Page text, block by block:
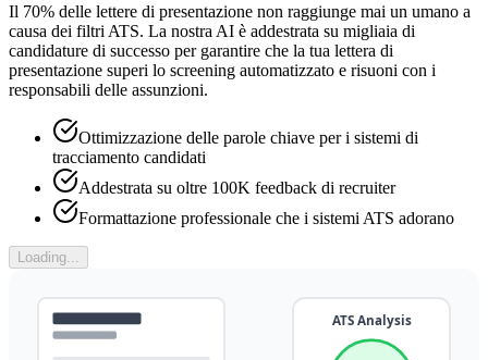
Il 70% delle lettere di presentazione non raggiunge mai un umano a
causa dei filtri ATS. La nostra AI è addestrata su migliaia di
candidature di successo per garantire che la tua lettera di
presentazione superi lo screening automatizzato e risuoni con i
responsabili delle assunzioni.
Ottimizzazione delle parole chiave per i sistemi di
tracciamento candidati
Addestrata su oltre 100K feedback di recruiter
Formattazione professionale che i sistemi ATS adorano
Loading...
ATS Analysis